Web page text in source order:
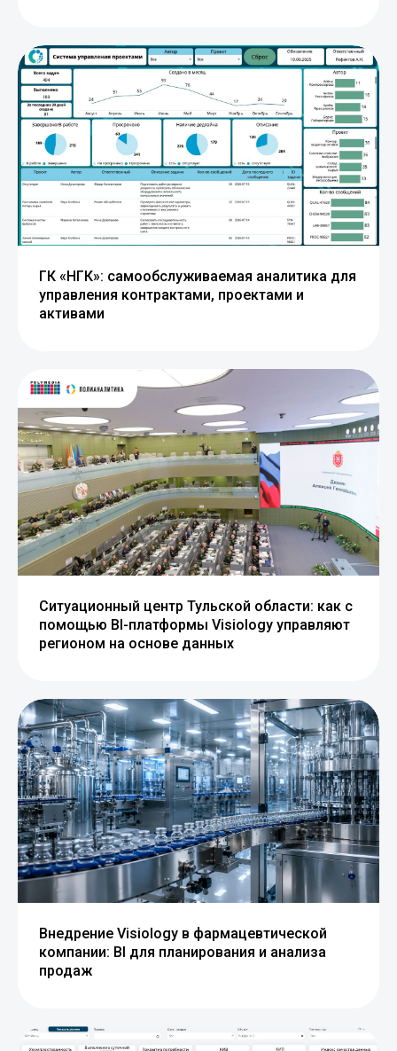
ГК «НГК»: самообслуживаемая аналитика для
управления контрактами, проектами и
активами
Ситуационный центр Тульской области: как с
помощью BI-платформы Visiology управляют
регионом на основе данных
Внедрение Visiology в фармацевтической
компании: BI для планирования и анализа
продаж